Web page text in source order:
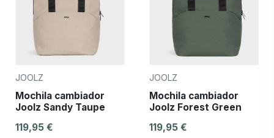
JOOLZ
Mochila cambiador
Joolz Sandy Taupe
119,95 €
JOOLZ
Mochila cambiador
Joolz Forest Green
119,95 €